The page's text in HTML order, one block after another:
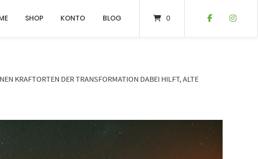
SHOP KONTO BLOG 0
KRAFTORTEN DER TRANSFORMATION DABEI HILFT, ALTE